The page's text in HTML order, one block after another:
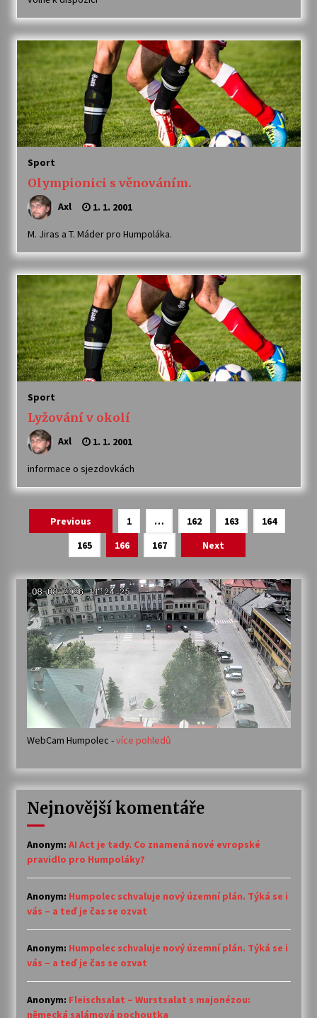
Sport
Olympionici s věnováním.
Axl 1. 1. 2001
M. Jiras a T. Máder pro Humpoláka.
Sport
Lyžování v okolí
Axl 1. 1. 2001
informace o sjezdovkách
Navigace
příspěvky
Previous 1 … 162 163
164
165
166 167 Next
WebCam Humpolec -více pohledů
Nejnovější komentáře
Anonym: AI Act je tady. Co znamená nové evropské
pravidlo pro Humpoláky?
Anonym: Humpolec schvaluje nový územní plán. Týká se i
vás – a teď je čas se ozvat
Anonym: Humpolec schvaluje nový územní plán. Týká se i
vás – a teď je čas se ozvat
Anonym: Fleischsalat – Wurstsalat s majonézou:
německá salámová pochoutka